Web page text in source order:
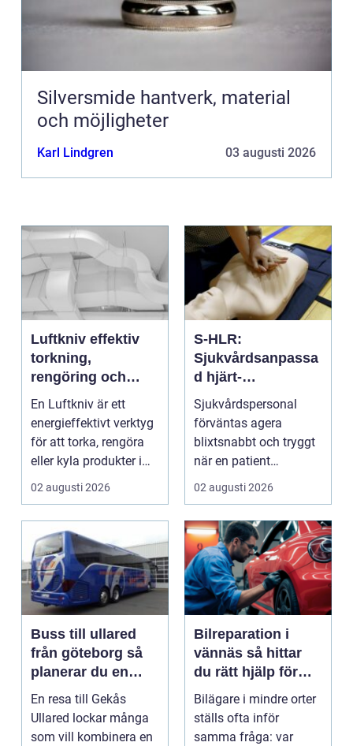
Silversmide hantverk, material
och möjligheter
Karl Lindgren 03 augusti 2026
Luftkniv effektiv
torkning,
rengöring och
kylning i modern
industri
En Luftkniv är ett
energieffektivt verktyg
för att torka, rengöra
eller kyla produkter i
rörelse. Te...
02 augusti 2026
S-HLR:
Sjukvårdsanpassa
d hjärt-
lungräddning som
räddar liv
Sjukvårdspersonal
förväntas agera
blixtsnabbt och tryggt
när en patient
drabbas...
02 augusti 2026
Buss till ullared
från göteborg så
planerar du en
smidig
shoppingdag
En resa till Gekås
Ullared lockar många
som vill kombinera en
Bilreparation i
vännäs så hittar
du rätt hjälp för
din bil
Bilägare i mindre orter
ställs ofta inför
samma fråga: var